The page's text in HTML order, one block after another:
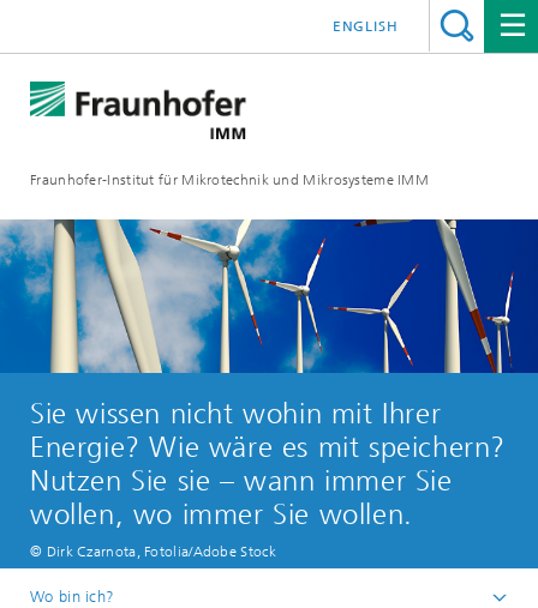
Fraunhofer-Institut für Mikrotechnik und Mikrosysteme IMM
ENGLISH
Sie wissen nicht wohin mit Ihrer
Energie? Wie wäre es mit speichern?
Nutzen Sie sie – wann immer Sie
wollen, wo immer Sie wollen.
© Dirk Czarnota, Fotolia/Adobe Stock
Wo bin ich?